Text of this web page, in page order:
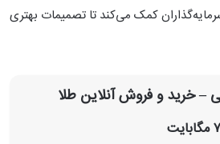
کمک می‌کند تا تصمیمات بهتری
– خرید و فروش آنلاین طلا
۷ مگابایت